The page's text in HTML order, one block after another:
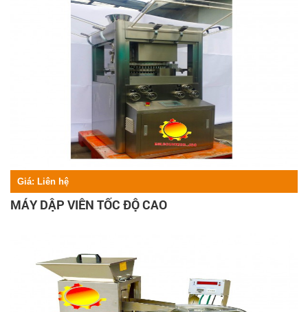
Giá: Liên hệ
MÁY DẬP VIÊN TỐC ĐỘ CAO